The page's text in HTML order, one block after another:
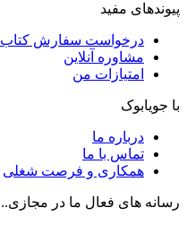
پیوندهای مفید
درخواست سفارش کتاب
مشاوره آنلاین
امتیازات من
با جویابوک
درباره ما
تماس با ما
همکاری و فرصت شغلی
رسانه های فعال ما در مجازی..